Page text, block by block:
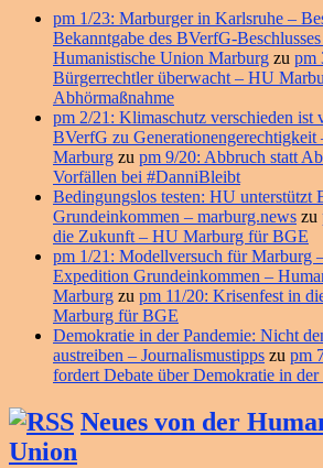
11
Uhr
vor
dem
Cineplex
pm 1/23: Marburger in Karlsruhe –
Bekanntgabe des BVerfG-
Humanistische Union Marburg zu pm
Bürgerrechtler überwacht – HU
Abhörmaßnahme
pm 2/21: Klimaschutz verschieden ist
BVerfG zu
Marburg zu pm 9/20: Abbruch statt
Vorfällen bei #DanniBleibt
Bedingungslos testen: HU unterstützt
Grundeinkommen – marburg.news zu
die Zukunft – HU Marburg für BGE
pm 1/21: Modellversuch für Marburg
Expedition Grundeinkommen –
Marburg zu pm 11/20: Krisenfest in
Marburg für BGE
Demokratie in der Pandemie: Nicht
austreiben – Journalismustipps zu pm
fordert Debate über Demokratie in der
Neues von der
Union